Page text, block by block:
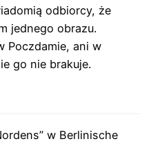
odbiorcy, że
jednego obrazu.
Poczdamie, ani w
go nie brakuje.
w Berlinische